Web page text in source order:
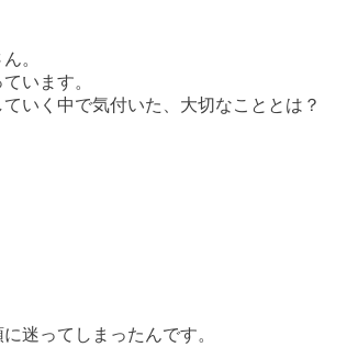
。
います。
いく中で気付いた、大切なこととは？
迷ってしまったんです。